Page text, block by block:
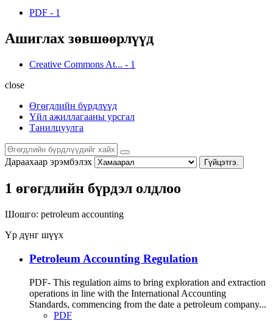
PDF - 1
Ашиглах зөвшөөрлүүд
Creative Commons At... - 1
close
Өгөгдлийн бүрдлүүд
Үйл ажиллагааны урсгал
Танилцуулга
Дараахаар эрэмбэлэх Гүйцэтгэ.
1 өгөгдлийн бүрдэл олдлоо
Шошго: petroleum accounting
Үр дүнг шүүх
Petroleum Accounting Regulation
PDF- This regulation aims to bring exploration and extraction
operations in line with the International Accounting
Standards, commencing from the date a petroleum company...
PDF